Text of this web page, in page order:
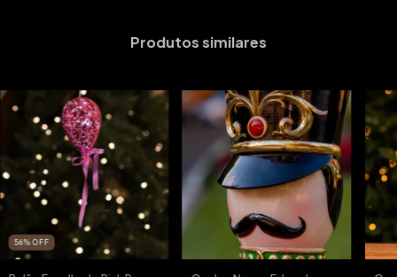
Produtos similares
56%OFF